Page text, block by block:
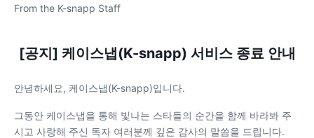
From the K-snapp Staff
[공지] 케이스냅(K-snapp) 서비스 종료 안내
안녕하세요, 케이스냅(K-snapp)입니다.
그동안 케이스냅을 통해 빛나는 스타들의 순간을 함께 바라봐 주
시고 사랑해 주신 독자 여러분께 깊은 감사의 말씀을 드립니다.